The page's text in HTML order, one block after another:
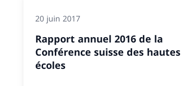
20 juin 2017
Rapport annuel 2016 de la
Conférence suisse des hautes
écoles